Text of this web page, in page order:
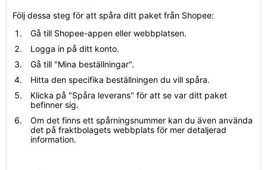
Följ dessa steg för att spåra ditt paket från Shopee:
Gå till Shopee-appen eller webbplatsen.
Logga in på ditt konto.
Gå till "Mina beställningar".
Hitta den specifika beställningen du vill spåra.
Klicka på "Spåra leverans" för att se var ditt paket
befinner sig.
Om det finns ett spårningsnummer kan du även använda
det på fraktbolagets webbplats för mer detaljerad
information.